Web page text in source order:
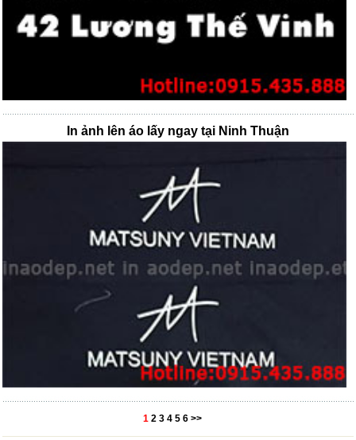
In ảnh lên áo lấy ngay tại Ninh Thuận
1 2 3 4 5 6 >>